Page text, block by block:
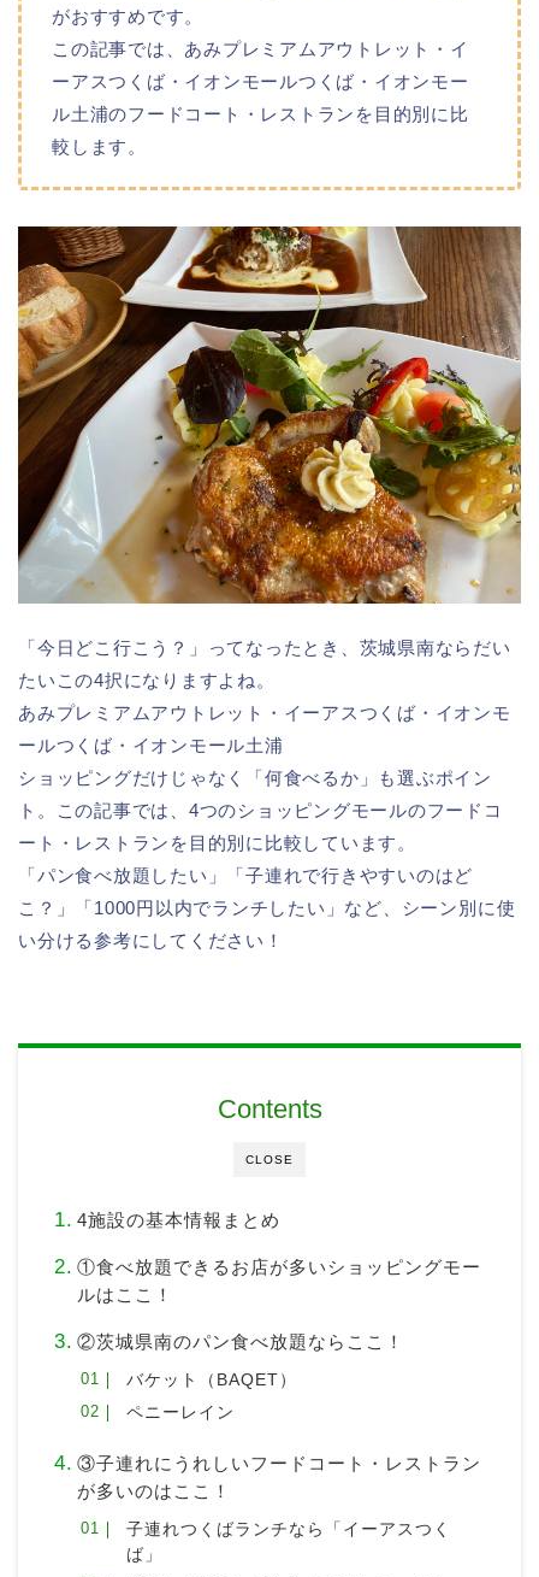
がおすすめです。
この記事では、あみプレミアムアウトレット・イ
ーアスつくば・イオンモールつくば・イオンモー
ル土浦のフードコート・レストランを目的別に比
較します。
「今日どこ行こう？」ってなったとき、茨城県南ならだい
たいこの4択になりますよね。
あみプレミアムアウトレット・イーアスつくば・イオンモ
ールつくば・イオンモール土浦
ショッピングだけじゃなく「何食べるか」も選ぶポイン
ト。この記事では、4つのショッピングモールのフードコ
ート・レストランを目的別に比較しています。
「パン食べ放題したい」「子連れで行きやすいのはど
こ？」「1000円以内でランチしたい」など、シーン別に使
い分ける参考にしてください！
CLOSE
Contents
4施設の基本情報まとめ
①食べ放題できるお店が多いショッピングモー
ルはここ！
②茨城県南のパン食べ放題ならここ！
バケット（BAQET）
ペニーレイン
③子連れにうれしいフードコート・レストラン
が多いのはここ！
子連れつくばランチなら「イーアスつく
ば」